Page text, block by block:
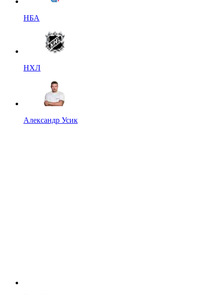
НБА
НХЛ
Александр Усик